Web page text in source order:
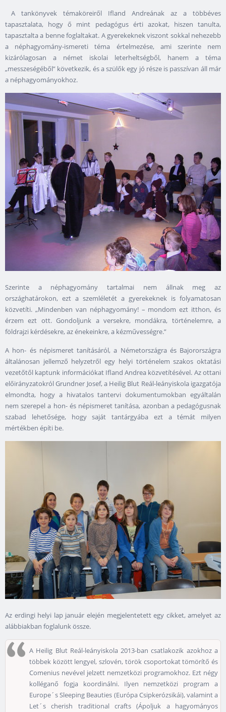
A tankönyvek témaköreiről Ifland Andreának az a többéves
tapasztalata, hogy ő mint pedagógus érti azokat, hiszen tanulta,
tapasztalta a benne foglaltakat. A gyerekeknek viszont sokkal nehezebb
a néphagyomány-ismereti téma értelmezése, ami szerinte nem
kizárólagosan a német iskolai leterheltségből, hanem a téma
„messzeségéből” következik, és a szülők egy jó része is passzívan áll már
a néphagyományokhoz.
Szerinte a néphagyomány tartalmai nem állnak meg az
országhatárokon, ezt a szemléletét a gyerekeknek is folyamatosan
közvetíti. „Mindenben van néphagyomány! – mondom ezt itthon, és
érzem ezt ott. Gondoljunk a versekre, mondákra, történelemre, a
földrajzi kérdésekre, az énekeinkre, a kézművességre.”
A hon- és népismeret tanításáról, a Németországra és Bajorországra
általánosan jellemző helyzetről egy helyi történelem szakos oktatási
vezetőtől kaptunk információkat Ifland Andrea közvetítésével. Az ottani
előirányzatokról Grundner Josef, a Heilig Blut Reál-leányiskola igazgatója
elmondta, hogy a hivatalos tantervi dokumentumokban egyáltalán
nem szerepel a hon- és népismeret tanítása, azonban a pedagógusnak
szabad lehetősége, hogy saját tantárgyába ezt a témát milyen
mértékben építi be.
Az erdingi helyi lap január elején megjelentetett egy cikket, amelyet az
alábbiakban foglalunk össze.
A Heilig Blut Reál-leányiskola 2013-ban csatlakozik azokhoz a
többek között lengyel, szlovén, török csoportokat tömörítő és
Comenius nevével jelzett nemzetközi programokhoz. Ezt négy
kolléganő fogja koordinálni. Ilyen nemzetközi program a
Europe´s Sleeping Beauties (Európa Csipkerózsikái), valamint a
Let´s cherish traditional crafts (Ápoljuk a hagyományos